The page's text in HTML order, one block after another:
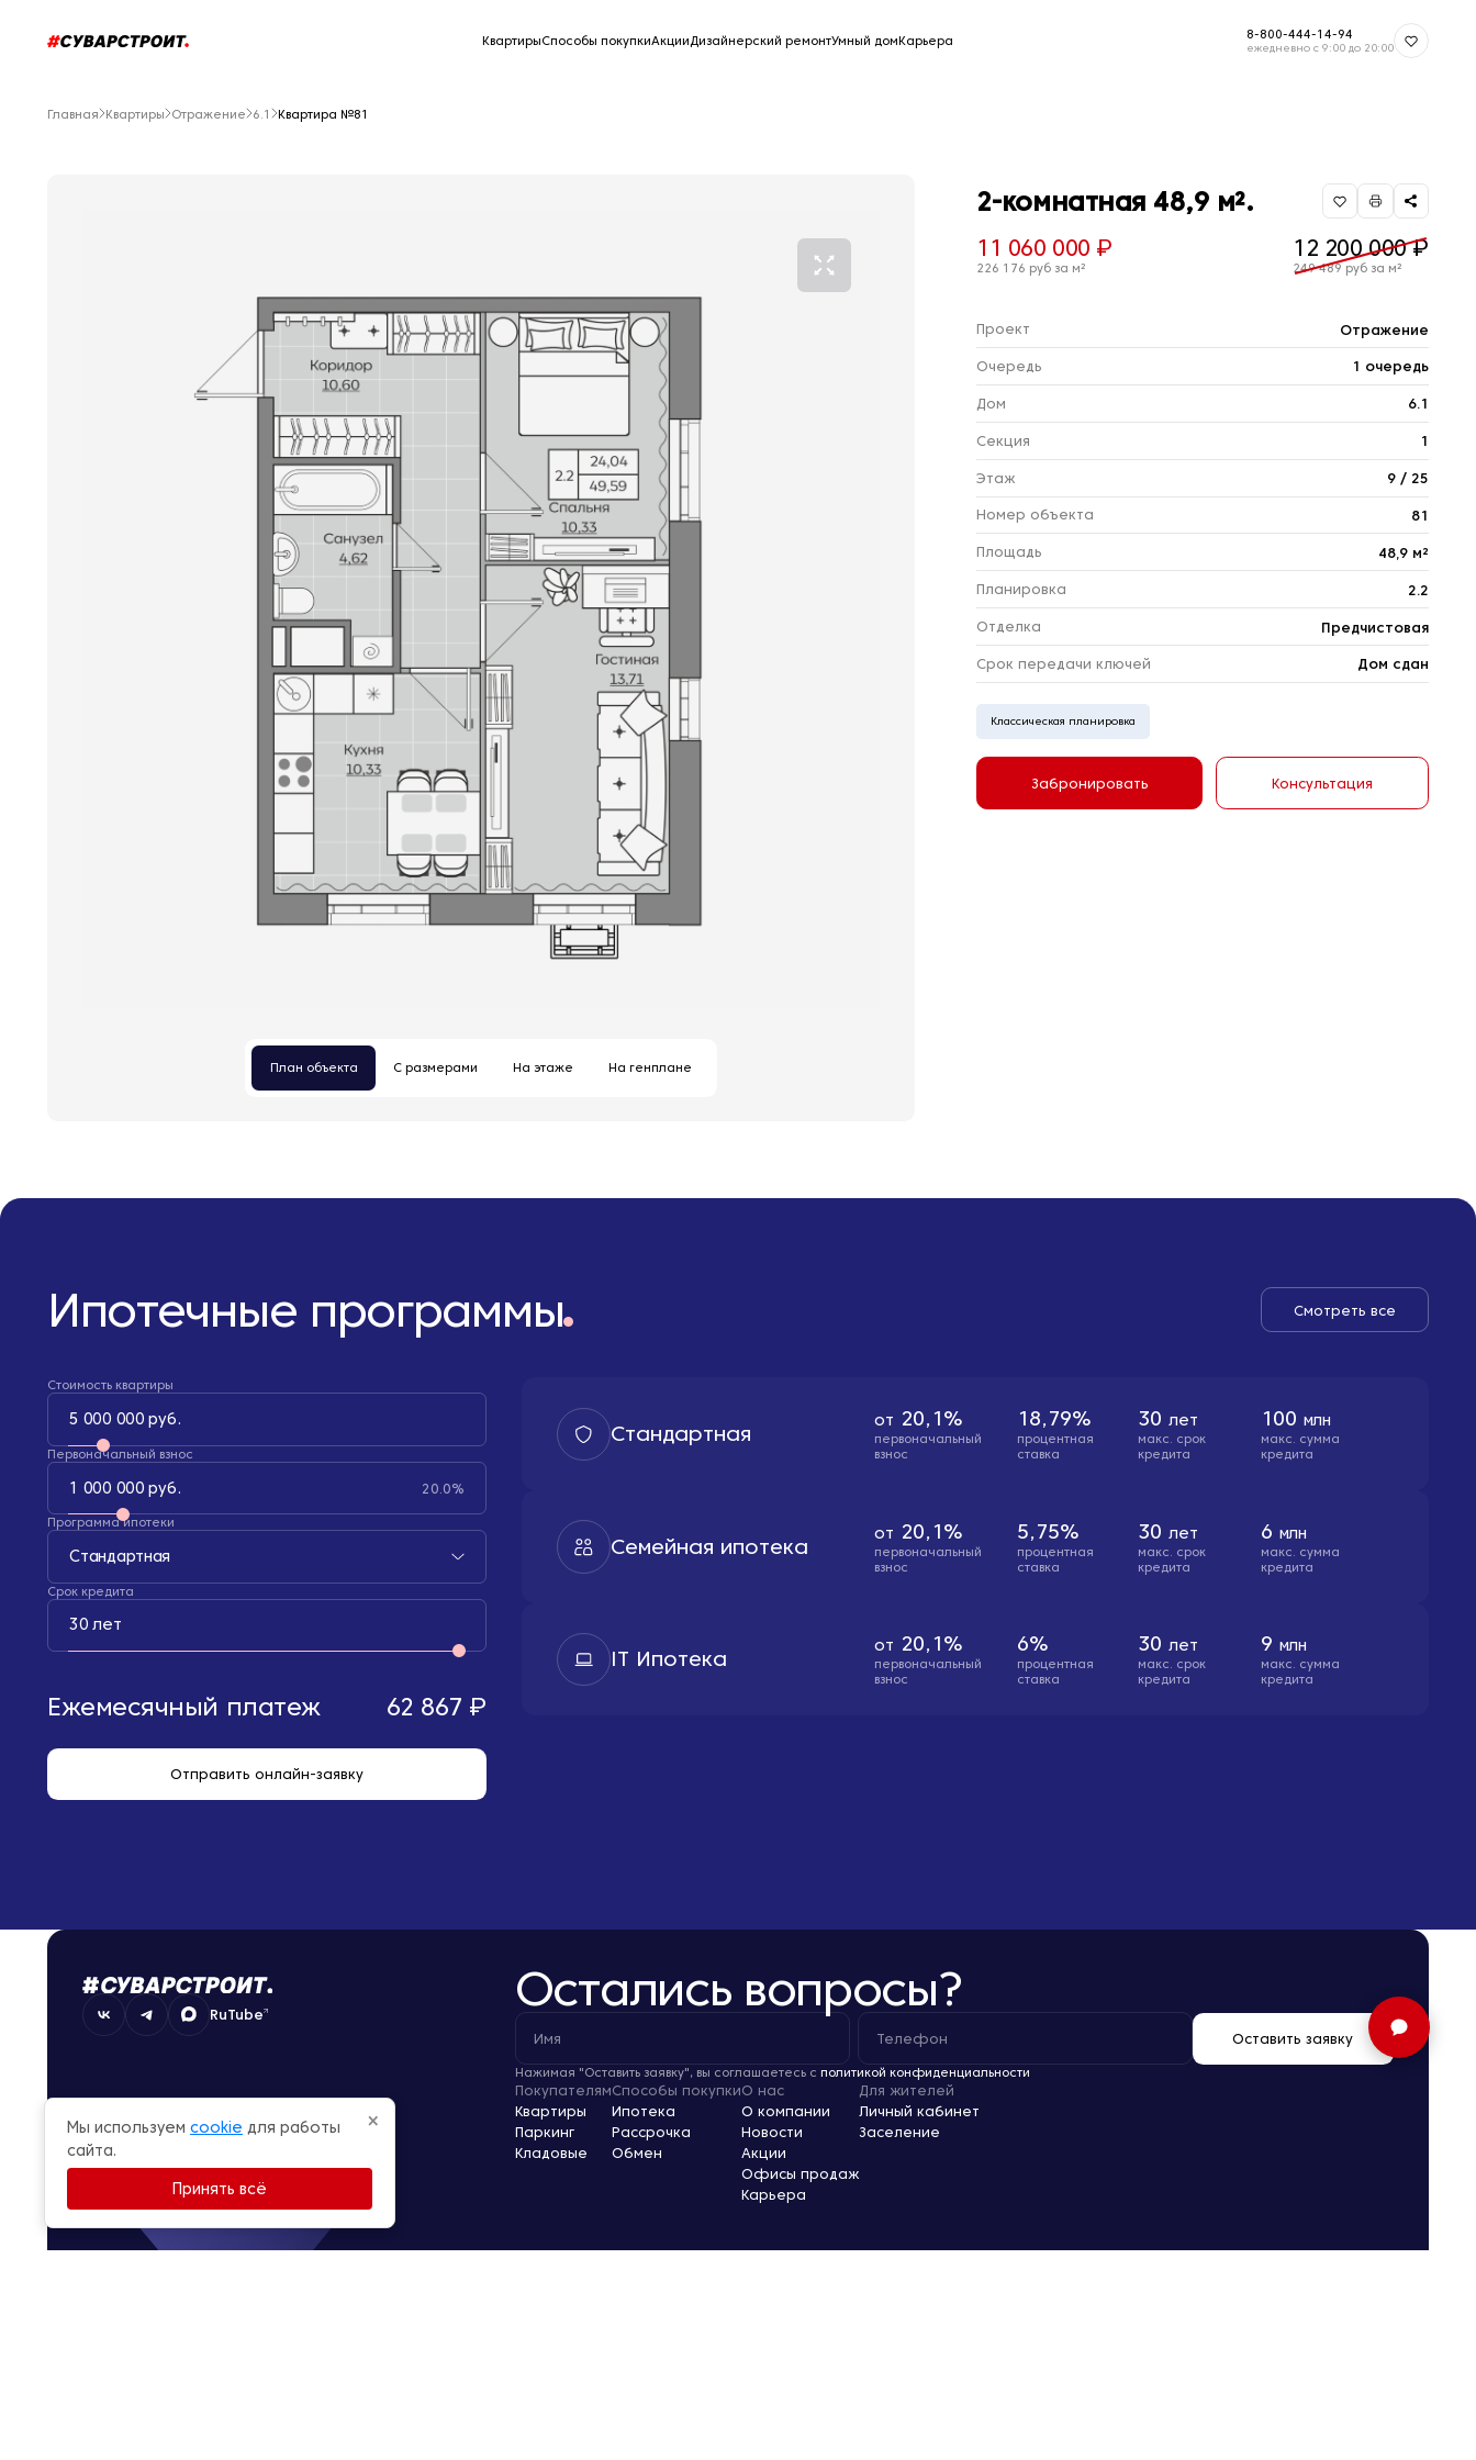
КвартирыСпособы покупкиАкцииДизайнерский ремонтУмный домКарьера 8-800-444-14-94
ежедневно с 9:00 до 20:00
Главная Квартиры Отражение 6.1 Квартира №81
План объекта С размерами На этаже На генплане
2-комнатная 48,9 м².
11 060 000 ₽
226 176 руб за м²
12 200 000 ₽
249 489 руб за м²
Проект Отражение
Очередь 1 очередь
Дом 6.1
Секция 1
Этаж 9 / 25
Номер объекта 81
Площадь 48,9 м²
Планировка 2.2
Отделка Предчистовая
Срок передачи ключей Дом сдан
Классическая планировка
Забронировать Консультация
Ипотечные программы Смотреть все
Стоимость квартиры
5 000 000 руб.
Первоначальный взнос
1 000 000 руб. 20.0%
Программа ипотеки
Стандартная
Срок кредита
30 лет
Ежемесячный платеж 62 867 ₽
Отправить онлайн-заявку
Стандартная от 20,1%
первоначальный
взнос
18,79%
процентная
ставка
30лет
макс. cрок
кредита
100 млн
макс. сумма
кредита
Семейная ипотека от 20,1%
первоначальный
взнос
5,75%
процентная
ставка
30лет
макс. cрок
кредита
6 млн
макс. сумма
кредита
IT Ипотека от 20,1%
первоначальный
взнос
6%
процентная
ставка
30лет
макс. cрок
кредита
9 млн
макс. сумма
кредита
RuTube Остались вопросы?
Оставить заявку
Нажимая "Оставить заявку", вы соглашаетесь с политикой конфиденциальности
Покупателям
Квартиры
Паркинг
Кладовые
Способы покупки
Ипотека
Рассрочка
Обмен
О нас
О компании
Новости
Акции
Офисы продаж
Карьера
Для жителей
Личный кабинет
Заселение
×
Мы используем cookie для работы
сайта.
Принять всё